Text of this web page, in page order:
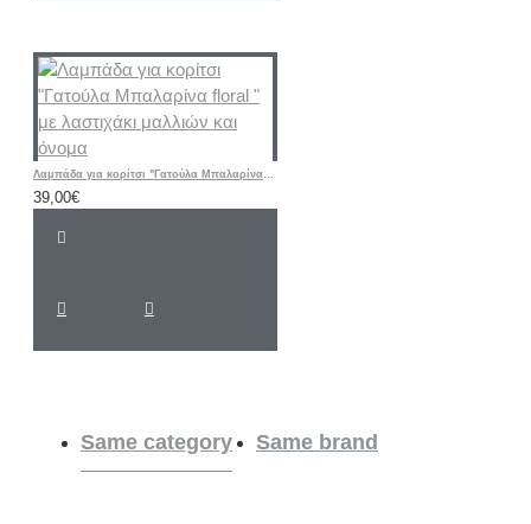
Λαμπάδα για κορίτσι "Γατούλα Μπαλαρίνα floral " με λαστιχάκι μαλλιών και όνομα
39,00€
Same category Same brand